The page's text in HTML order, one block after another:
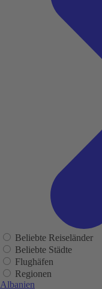
Beliebte Reiseländer
Beliebte Städte
Flughäfen
Regionen
Albanien